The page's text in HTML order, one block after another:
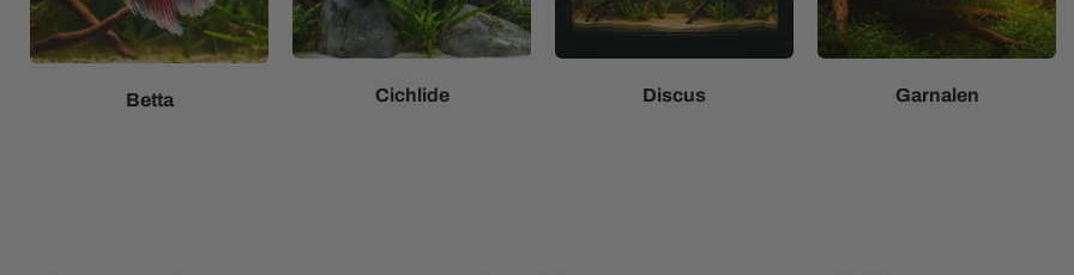
Betta Cichlide Discus Garnalen